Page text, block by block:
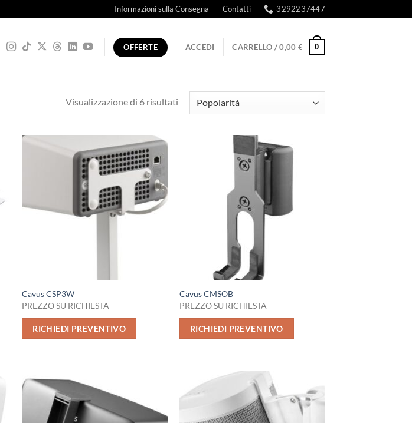
Informazioni sulla Consegna Contatti 3292237447
OFFERTE ACCEDI CARRELLO /0,00 € 0
Visualizzazione di 6 risultatiPopolarità
Cavus CSP3W
PREZZO SU RICHIESTA
RICHIEDI PREVENTIVO
Cavus CMSOB
PREZZO SU RICHIESTA
RICHIEDI PREVENTIVO